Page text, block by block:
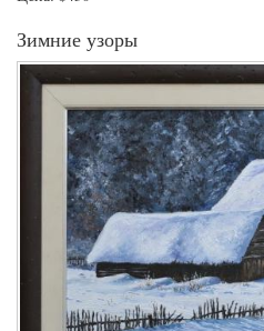
Зимние узоры